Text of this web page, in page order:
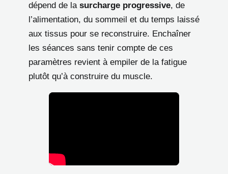
dépend de la surcharge progressive, de
l’alimentation, du sommeil et du temps laissé
aux tissus pour se reconstruire. Enchaîner
les séances sans tenir compte de ces
paramètres revient à empiler de la fatigue
plutôt qu’à construire du muscle.